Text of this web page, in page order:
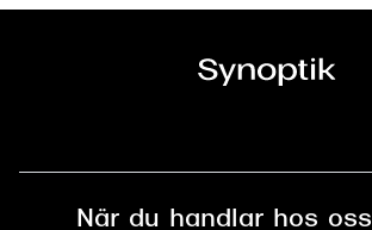
När du handlar hos oss